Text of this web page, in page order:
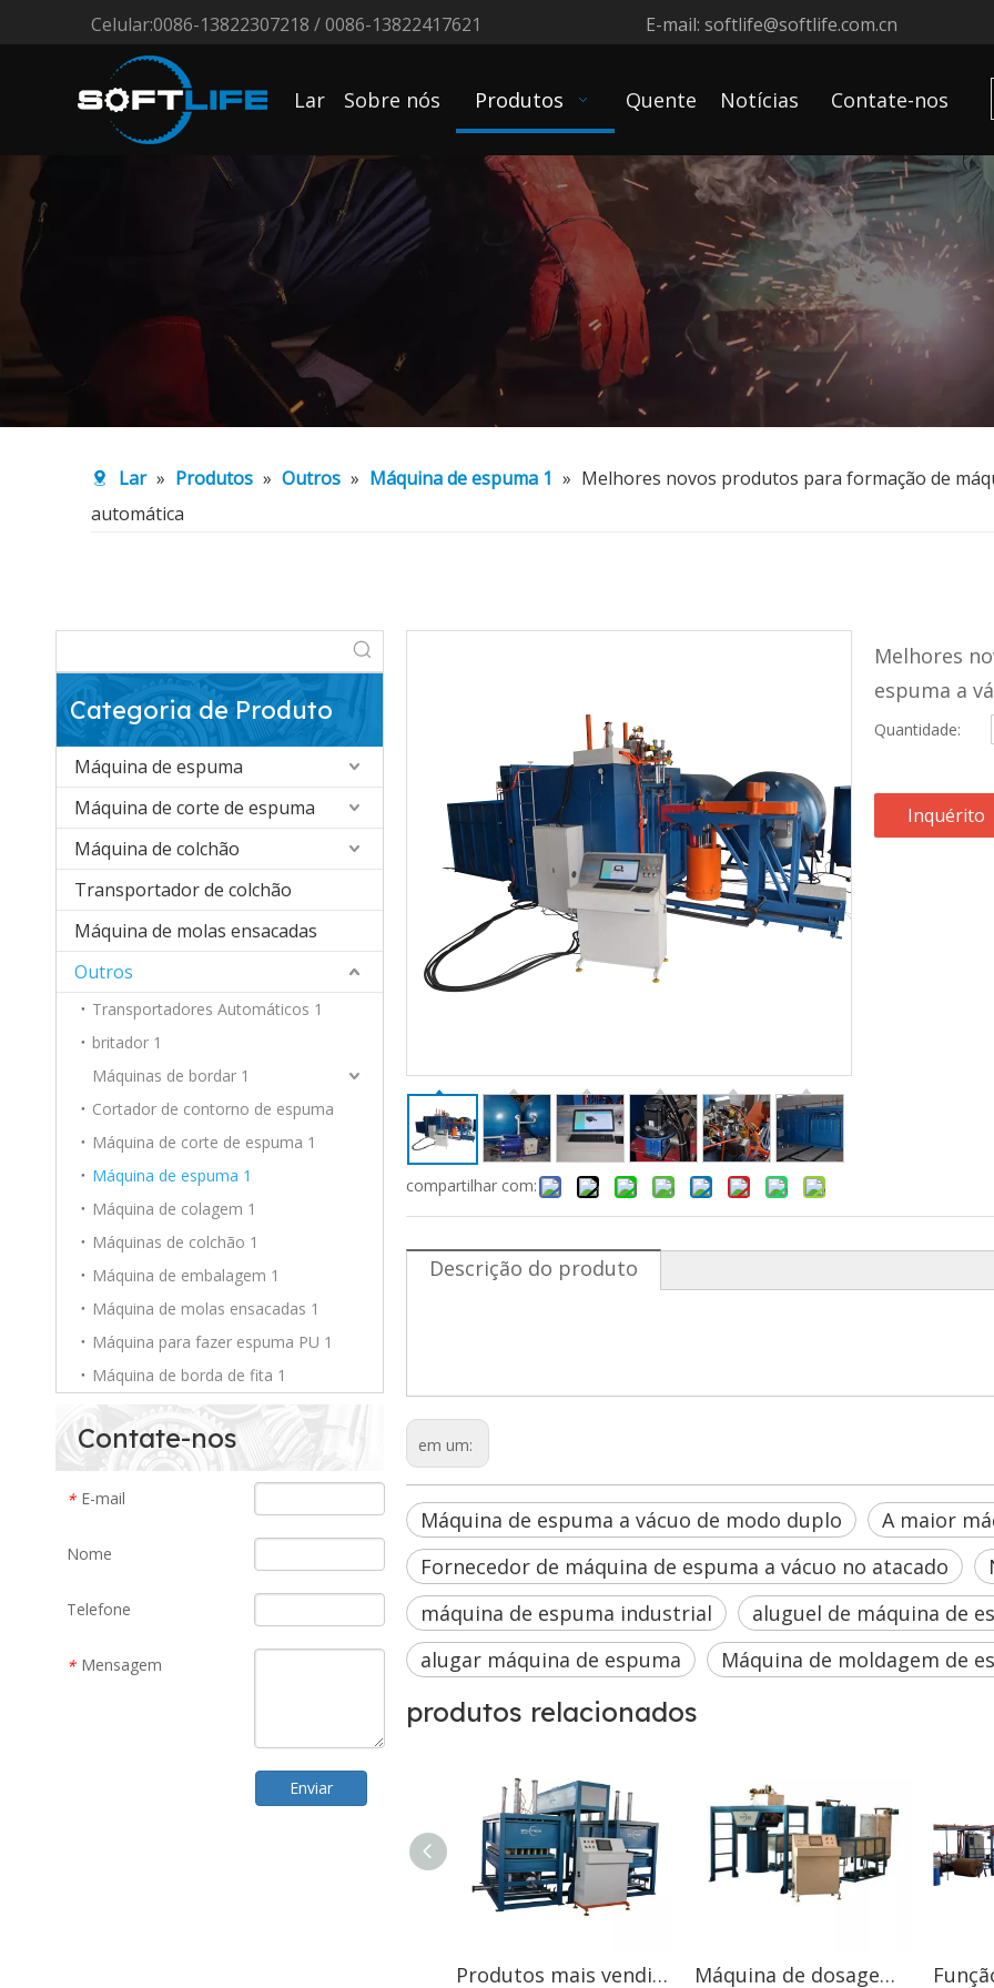
Celular:0086-13822307218 / 0086-13822417621 E-mail: softlife@softlife.com.cn
Lar Sobre nós Produtos Quente Notícias Contate-nos
Lar » Produtos » Outros » Máquina de espuma 1 » Melhores novos produtos para formação de
automática
Categoria de Produto
Máquina de espuma
Máquina de corte de espuma
Máquina de colchão
Transportador de colchão
Máquina de molas ensacadas
Outros
Transportadores Automáticos 1
britador 1
Máquinas de bordar 1
Cortador de contorno de espuma
Máquina de corte de espuma 1
Máquina de espuma 1
Máquina de colagem 1
Máquinas de colchão 1
Máquina de embalagem 1
Máquina de molas ensacadas 1
Máquina para fazer espuma PU 1
Máquina de borda de fita 1
Contate-nos
* E-mail
Nome
Telefone
* Mensagem
Enviar
compartilhar com:
Melhores
espuma a
Quantidade:
Inquérito
Descrição do produto
em um:
Máquina de espuma a vácuo de modo duplo
A maior
Fornecedor de máquina de espuma a vácuo no atacado
máquina de espuma industrial
aluguel de máquina de
alugar máquina de espuma
Máquina de moldagem de
produtos relacionados
Produtos mais vendidos na Nigéria Máquina de formação de espuma contínua Auto PU Sponge Máquina de dosagem de espuma PU automática com tecnologia de bandeja de espuma de poliestireno que faz a máquina